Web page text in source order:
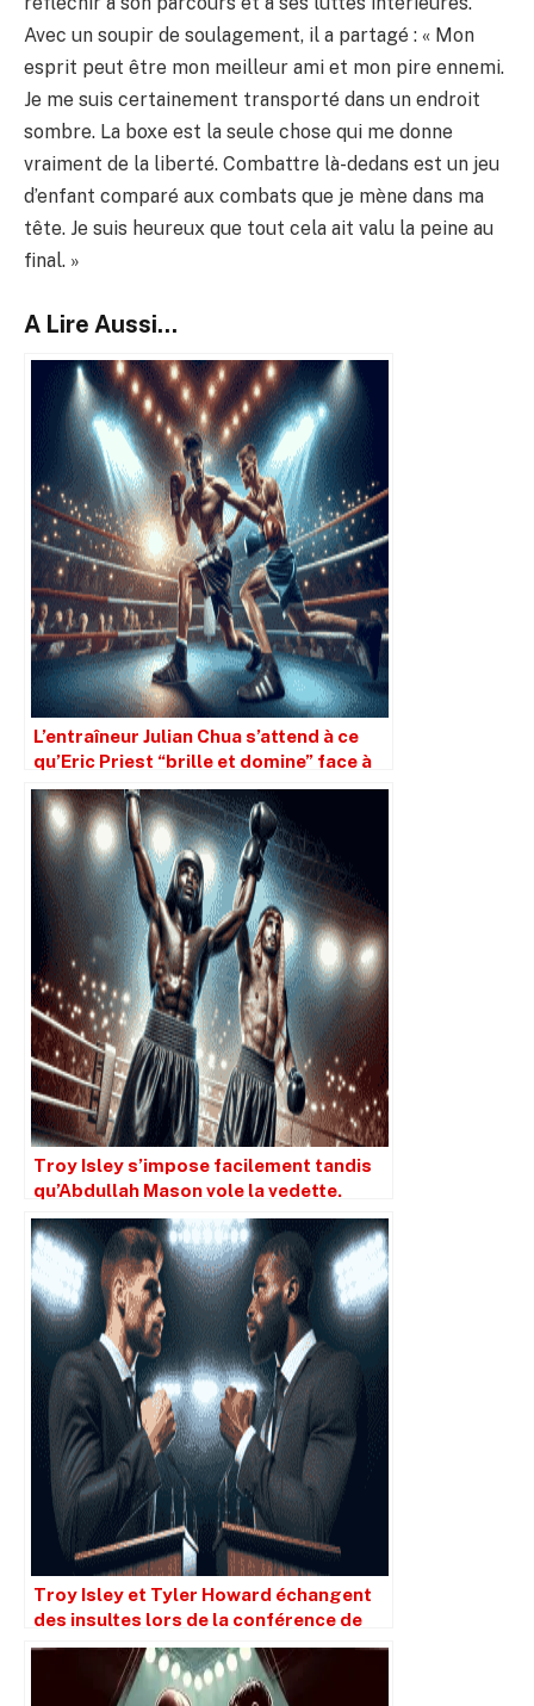
Avec un soupir de soulagement, il a partagé : « Mon
esprit peut être mon meilleur ami et mon pire ennemi.
Je me suis certainement transporté dans un endroit
sombre. La boxe est la seule chose qui me donne
vraiment de la liberté. Combattre là-dedans est un jeu
d’enfant comparé aux combats que je mène dans ma
tête. Je suis heureux que tout cela ait valu la peine au
final. »
A Lire Aussi...
L’entraîneur Julian Chua s’attend à ce
qu’Eric Priest “brille et domine” face à
Tyler Howard.
Troy Isley s’impose facilement tandis
qu’Abdullah Mason vole la vedette.
Troy Isley et Tyler Howard échangent
des insultes lors de la conférence de
presse.